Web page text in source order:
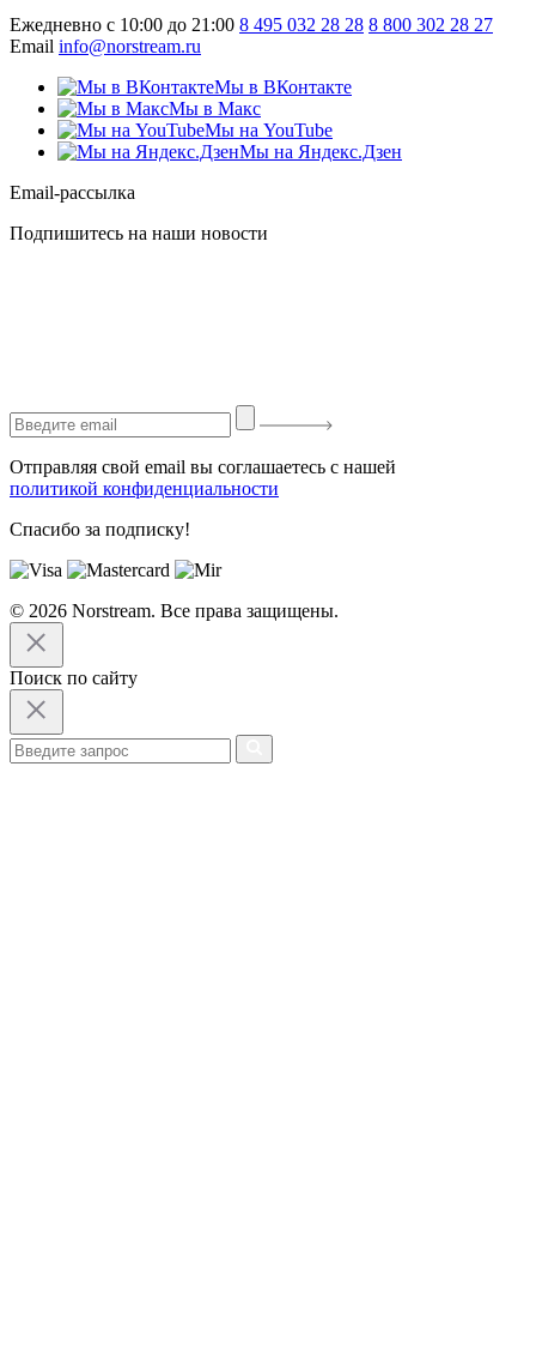
Ежедневно с 10:00 до 21:00 8 495 032 28 28 8 800 302 28 27
Email info@norstream.ru
Мы в ВКонтакте
Мы в Макс
Мы на YouTube
Мы на Яндекс.Дзен
Email-рассылка
Подпишитесь на наши новости
Отправляя свой email вы соглашаетесь с нашей
политикой конфиденциальности
Спасибо за подписку!
© 2026 Norstream. Все права защищены.
Поиск по сайту